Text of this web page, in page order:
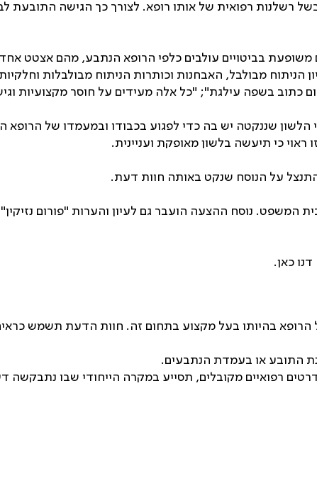
רשלנות רפואית של אותו רופא. לצורך כך הגישה התובעת
בביטויים עולבים כלפי הרופא הנתבע, מהם אצטט
הניתוח מבולבל, האבחנות וכותרות הניתוח מבולבלות
כתוב בשפה עילגת"; "כל אלה מעידים על חוסר מקצועיות
הלשון שננקטה יש בה כדי לפגוע בכבודו ובמעמדו של
ראוי כי תיעשה בלשון מאופקת ועניינית.
על הנוסח שנקט באותה חוות דעת.
נוסח ההצעה הועבר גם לעיון והערות "פורום
כאן.
הרופא בהיותו בעל מקצוע בתחום זה. חוות הדעת תשמש
התובע או בעמדת הנתבעים.
רפואיים מקובלים, תסייע במקרה הייחודי שבו נתבקשה